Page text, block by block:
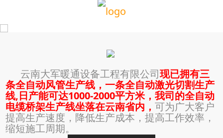
云南大军暖通设备工程有限公司现已拥有三
条全自动风管生产线，一条全自动激光切割生产
线,日产能可达1000-2000平方米，我司的全自动
电缆桥架生产线坐落在云南省内， 可为广大客户
提高生产速度，降低生产成本，提高工作效率，
缩短施工周期。